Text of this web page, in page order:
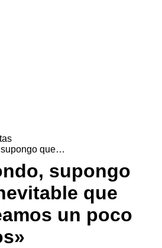
supongo
que
un poco
que…